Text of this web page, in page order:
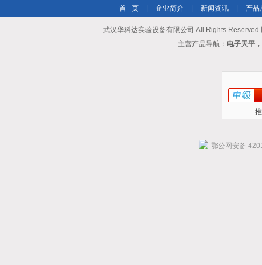
首 页 企业简介 新闻资讯 产品
武汉华科达实验设备有限公司 All Rights Reserved
主营产品导航： 电子天平
鄂公网安备